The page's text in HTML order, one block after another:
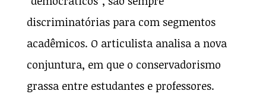
discriminatórias para com segmentos
acadêmicos. O articulista analisa a nova
conjuntura, em que o conservadorismo
grassa entre estudantes e professores.